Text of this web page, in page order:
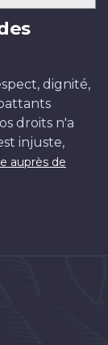
dignité,
droits n'a
injuste,
auprès de